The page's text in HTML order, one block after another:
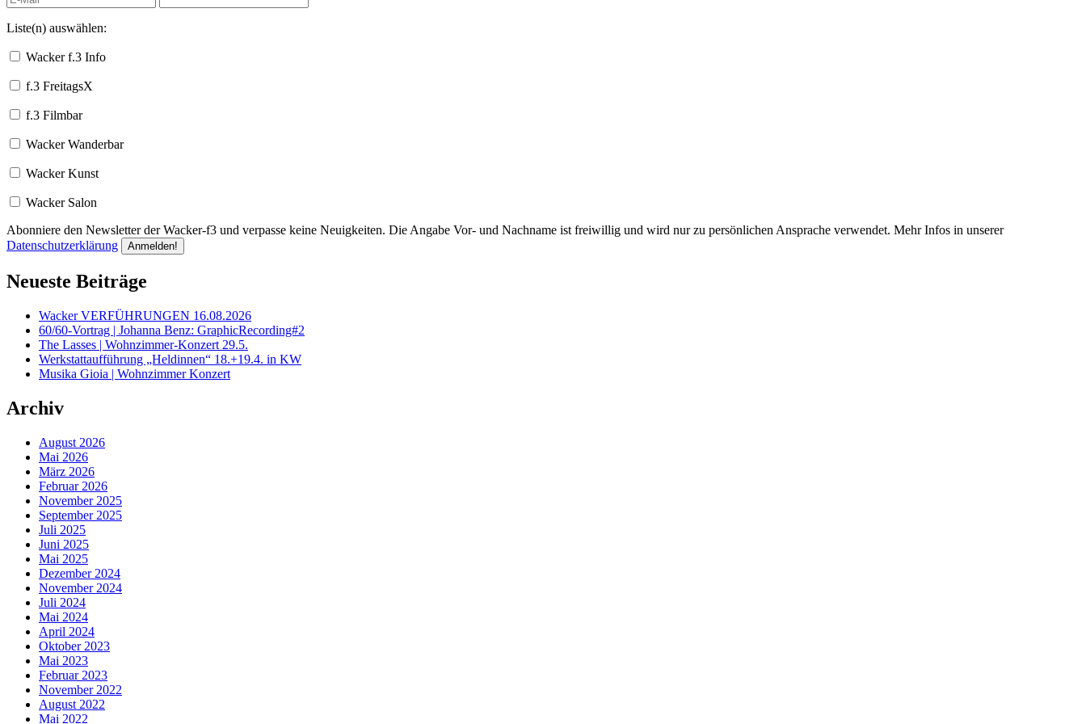
Liste(n) auswählen:
Wacker f.3 Info
f.3 FreitagsX
f.3 Filmbar
Wacker Wanderbar
Wacker Kunst
Wacker Salon
Abonniere den Newsletter der Wacker-f3 und verpasse keine Neuigkeiten. Die Angabe Vor- und Nachname ist freiwillig und wird nur zu persönlichen Ansprache verwendet. Mehr Infos in unserer
Datenschutzerklärung
Neueste Beiträge
Wacker VERFÜHRUNGEN 16.08.2026
60/60-Vortrag | Johanna Benz: GraphicRecording#2
The Lasses | Wohnzimmer-Konzert 29.5.
Werkstattaufführung „Heldinnen“ 18.+19.4. in KW
Musika Gioia | Wohnzimmer Konzert
Archiv
August 2026
Mai 2026
März 2026
Februar 2026
November 2025
September 2025
Juli 2025
Juni 2025
Mai 2025
Dezember 2024
November 2024
Juli 2024
Mai 2024
April 2024
Oktober 2023
Mai 2023
Februar 2023
November 2022
August 2022
Mai 2022